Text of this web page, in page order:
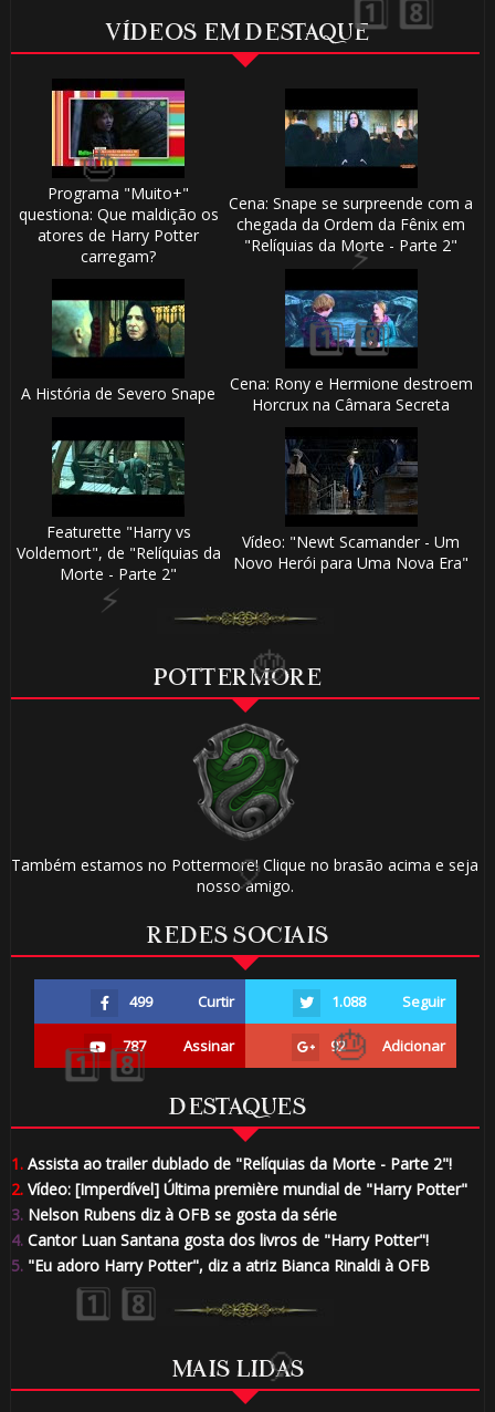
VÍDEOS EM DESTAQUE
Programa "Muito+"
questiona: Que maldição os
atores de Harry Potter
carregam?
Cena: Snape se surpreende com a
chegada da Ordem da Fênix em
"Relíquias da Morte - Parte 2"
A História de Severo Snape
Cena: Rony e Hermione destroem
Horcrux na Câmara Secreta
Featurette "Harry vs
Voldemort", de "Relíquias da
Morte - Parte 2"
Vídeo: "Newt Scamander - Um
Novo Herói para Uma Nova Era"
POTTERMORE
Também estamos no Pottermore! Clique no brasão acima e seja
nosso amigo.
REDES SOCIAIS
499 Curtir 1.088 Seguir
787 Assinar 92 Adicionar
DESTAQUES
1.Assista ao trailer dublado de "Relíquias da Morte - Parte 2"!
2.Vídeo: [Imperdível] Última première mundial de "Harry Potter"
3.Nelson Rubens diz à OFB se gosta da série
4.Cantor Luan Santana gosta dos livros de "Harry Potter"!
5."Eu adoro Harry Potter", diz a atriz Bianca Rinaldi à OFB
MAIS LIDAS
🎈
1️⃣ 8️⃣
🎈
🎈